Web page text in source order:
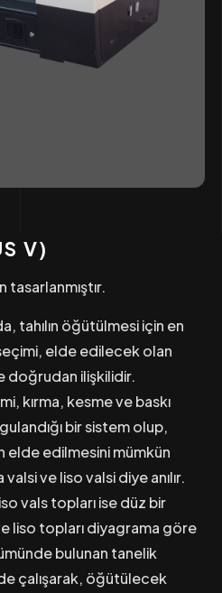
V)
tasarlanmıştır.
tahılın öğütülmesi için en
elde edilecek olan
doğrudan ilişkilidir.
kırma, kesme ve baskı
bir sistem olup,
elde edilmesini mümkün
ve liso valsi diye anılır.
vals topları ise düz bir
liso topları diyagrama göre
bulunan tanelik
çalışarak, öğütülecek